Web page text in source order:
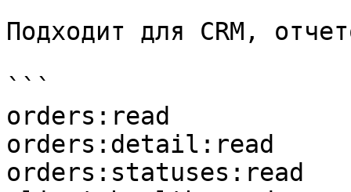
Подходит для CRM,
```
orders:read
orders:detail:read
orders:statuses:read